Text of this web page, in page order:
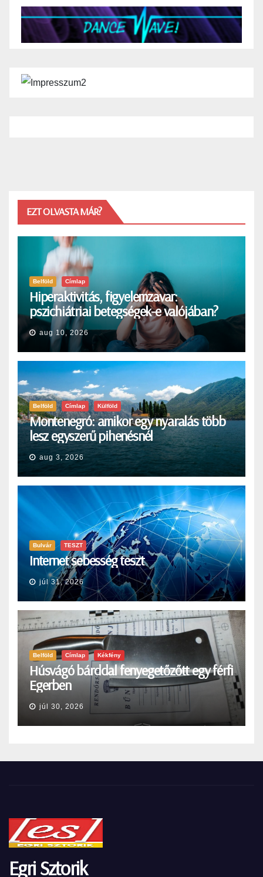
EZT OLVASTA MÁR?
Belföld Címlap
Hiperaktivitás, figyelemzavar:
pszichiátriai betegségek-e valójában?
aug 10, 2026
Belföld Címlap Külföld
Montenegró: amikor egy nyaralás több
lesz egyszerű pihenésnél
aug 3, 2026
Bulvár TESZT
Internet sebesség teszt
júl 31, 2026
Belföld Címlap Kékfény
Húsvágó bárddal fenyegetőzőtt egy férfi
Egerben
júl 30, 2026
Egri Sztorik